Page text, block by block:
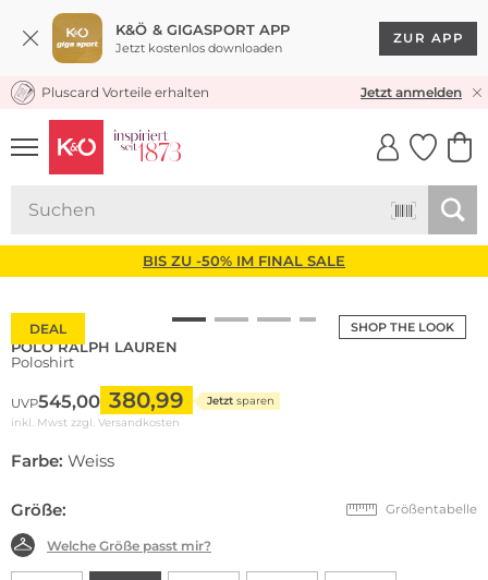
K&Ö & GIGASPORT APP
Jetzt kostenlos downloaden
ZUR APP
KOSTENLOSER VERSAND* & RÜCKVERSAND
Pluscard Vorteile erhalten Jetzt anmelden
UNSERE APP
CLICK &
BIS ZU -50% IM FINAL SALE
SHOP THE LOOK
DEAL
POLO RALPH LAUREN
Poloshirt
UVP545,00 380,99 Jetzt sparen
inkl. Mwst zzgl. Versandkosten
Farbe: Weiss
Größe: Größentabelle
Welche Größe passt mir?